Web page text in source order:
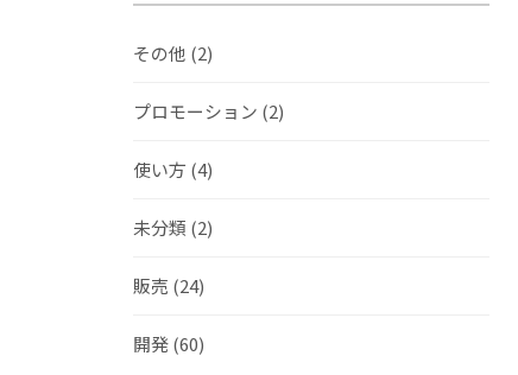
その他 (2)
プロモーション (2)
使い方 (4)
未分類 (2)
販売 (24)
開発(60)